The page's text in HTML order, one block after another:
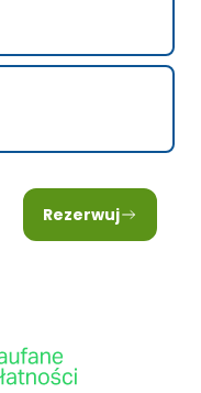
Rezerwuj